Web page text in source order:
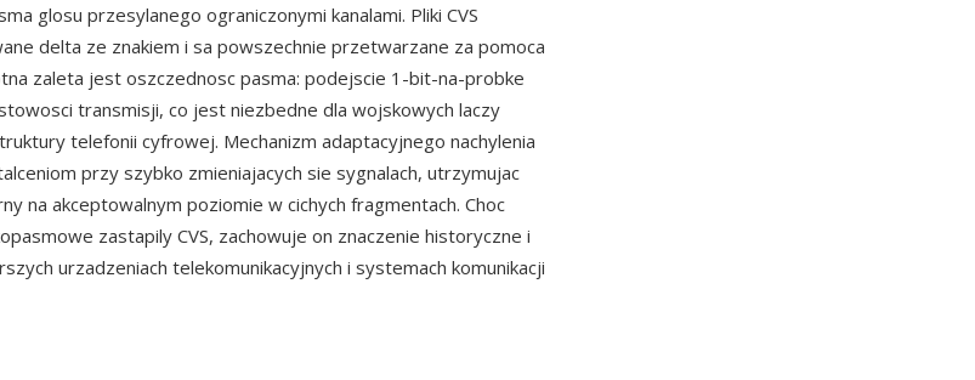
glosu przesylanego ograniczonymi kanalami. Pliki CVS
delta ze znakiem i sa powszechnie przetwarzane za pomoca
zaleta jest oszczednosc pasma: podejscie 1-bit-na-probke
transmisji, co jest niezbedne dla wojskowych laczy
telefonii cyfrowej. Mechanizm adaptacyjnego nachylenia
przy szybko zmieniajacych sie sygnalach, utrzymujac
na akceptowalnym poziomie w cichych fragmentach. Choc
zastapily CVS, zachowuje on znaczenie historyczne i
urzadzeniach telekomunikacyjnych i systemach komunikacji